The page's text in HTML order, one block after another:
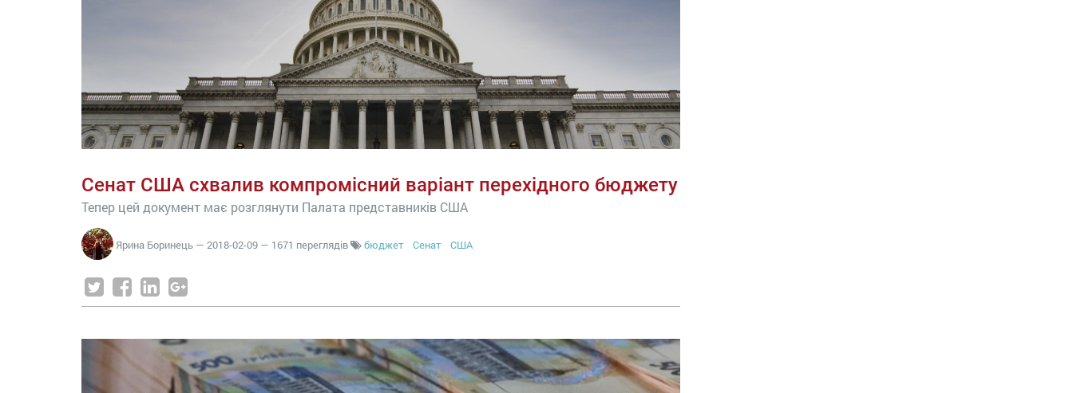
Сенат США схвалив компромісний варіант перехідного бюджету
Тепер цей документ має розглянути Палата представників США
Ярина Боринець — 2018-02-09 — 1671 переглядів бюджет Сенат США